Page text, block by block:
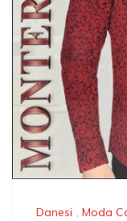
Danesi , Moda